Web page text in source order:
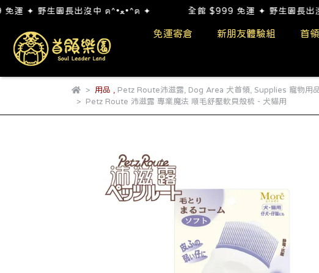
全館 $999 免運 ✦ 野生園長出沒中 ฅ^•ﻌ•^ฅ ✦ 全館 $999 免運 ✦ 野生園長出沒中 ฅ^•ﻌ•^ฅ ✦
免運寄倉 新朋友體驗組 首
用品 Petz Route沛滋露 Dog Area 犬首領, Supplies 寵物用
Petz Route 沛滋露 專業魔法 順毛舒壓軟貝殼梳 - 犬貓用